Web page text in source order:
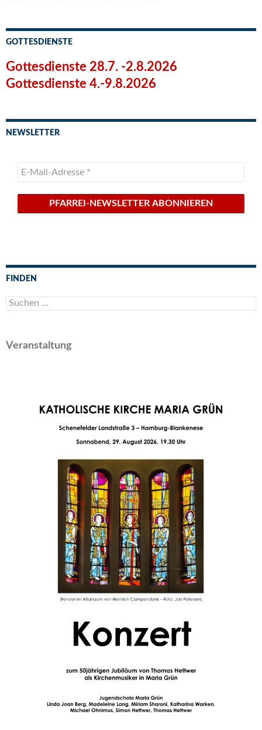
GOTTESDIENSTE
Gottesdienste 28.7. -2.8.2026
Gottesdienste 4.-9.8.2026
NEWSLETTER
FINDEN
Suchen
nach:
Veranstaltung